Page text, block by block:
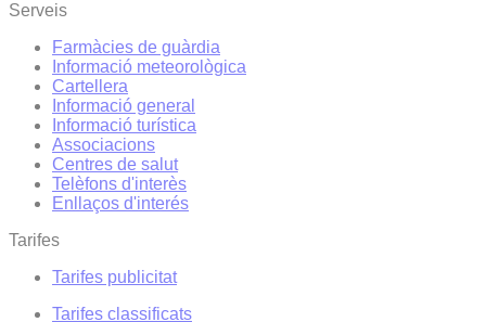
Serveis
Farmàcies de guàrdia
Informació meteorològica
Cartellera
Informació general
Informació turística
Associacions
Centres de salut
Telèfons d'interès
Enllaços d'interés
Tarifes
Tarifes publicitat
Tarifes classificats